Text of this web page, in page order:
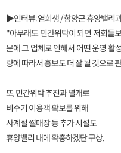
▶인터뷰: 염희생 / 함양군 휴양밸리
"아무래도 민간위탁이 되면 저희들
문에 그 업체로 인해서 어떤 운영 활
량에 따라서 홍보도 더 잘 될 것으로
또, 민간위탁 추진과 별개로
비수기 이용객 확보를 위해
사계절 썰매장 등 추가 시설도
휴양밸리 내에 확충하겠단 구상.